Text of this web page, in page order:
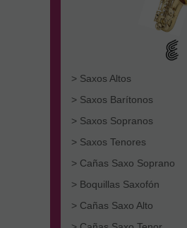
> Saxos Altos
> Saxos Barítonos
> Saxos Sopranos
> Saxos Tenores
> Cañas Saxo Soprano
> Boquillas Saxofón
> Cañas Saxo Alto